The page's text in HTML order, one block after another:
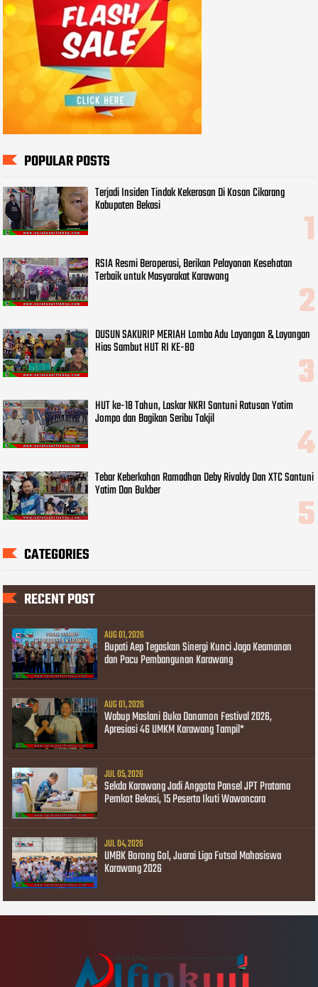
POPULAR POSTS
Terjadi Insiden Tindak Kekerasan Di Kosan Cikarang
Kabupaten Bekasi
RSIA Resmi Beroperasi, Berikan Pelayanan Kesehatan
Terbaik untuk Masyarakat Karawang
DUSUN SAKURIP MERIAH Lomba Adu Layangan & Layangan
Hias Sambut HUT RI KE-80
HUT ke-18 Tahun, Laskar NKRI Santuni Ratusan Yatim
Jompo dan Bagikan Seribu Takjil
Tebar Keberkahan Ramadhan Deby Rivaldy Dan XTC Santuni
Yatim Dan Bukber
CATEGORIES
RECENT POST
AUG 01, 2026
Bupati Aep Tegaskan Sinergi Kunci Jaga Keamanan
dan Pacu Pembangunan Karawang
AUG 01, 2026
Wabup Maslani Buka Danamon Festival 2026,
Apresiasi 46 UMKM Karawang Tampil*
JUL 05, 2026
Sekda Karawang Jadi Anggota Pansel JPT Pratama
Pemkot Bekasi, 15 Peserta Ikuti Wawancara
JUL 04, 2026
UMBK Borong Gol, Juarai Liga Futsal Mahasiswa
Karawang 2026